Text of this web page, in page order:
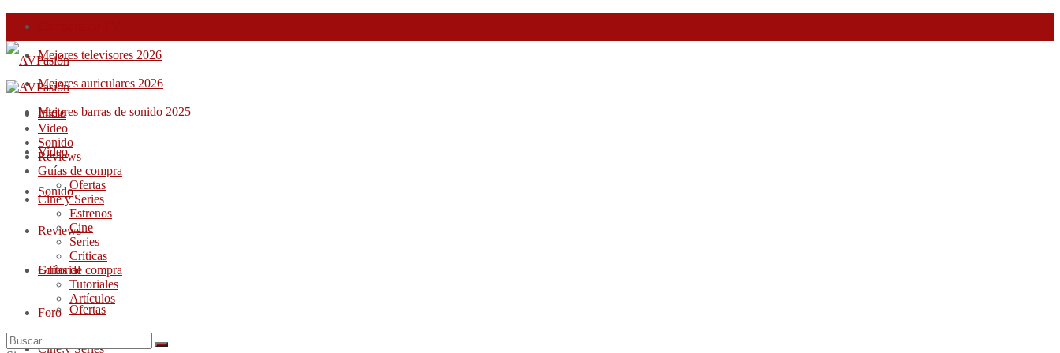
Mejores televisores 2026
Mejores auriculares 2026
Mejores barras de sonido 2025
Inicio
Video
Sonido
Reviews
Guías de compra
Ofertas
Cine y Series
Inicio
Video
Sonido
Reviews
Guías de compra
Ofertas
Cine y Series
Estrenos
Cine
Series
Críticas
Editorial
Tutoriales
Artículos
Foro